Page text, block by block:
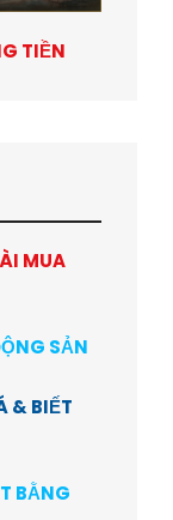
TIỀN
MUA
SẢN
& BIẾT
BẰNG